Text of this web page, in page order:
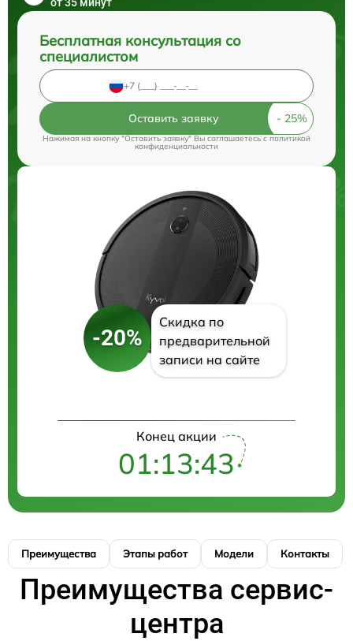
от 35 минут
Бесплатная консультация со
специалистом
Оставить заявку
Нажимая на кнопку "Оставить заявку" Вы соглашаетесь cполитикой
конфиденциальности
-20%
Скидка по
предварительной
записи на сайте
Конец акции
01:13:42
Преимущества Этапы работ Модели Контакты
Преимущества сервис-
центра